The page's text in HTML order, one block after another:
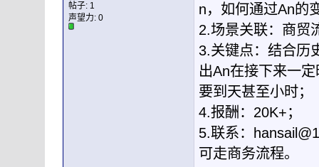
帖子: 1
声望力: 0
n，如何通过An的
2.场景关联：商贸
3.关键点：结合历
出An在接下来一
要到天甚至小时；
4.报酬：20K+；
5.联系：
可走商务流程。